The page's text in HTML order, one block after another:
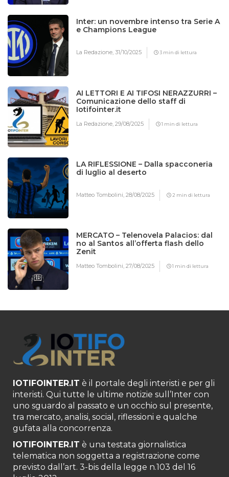
Inter: un novembre intenso tra Serie A
e Champions League
La Redazione,31/10/2025 3 min di lettura
AI LETTORI E AI TIFOSI NERAZZURRI –
Comunicazione dello staff di
Iotifointer.it
La Redazione,29/08/2025 1 min di lettura
LA RIFLESSIONE – Dalla spacconeria
di luglio al deserto
Matteo Tombolini,28/08/2025 2 min di lettura
MERCATO – Telenovela Palacios: dal
no al Santos all’offerta flash dello
Zenit
Matteo Tombolini,27/08/2025 1 min di lettura
IOTIFOINTER.IT è il portale degli interisti e per gli
interisti. Qui tutte le ultime notizie sull’Inter con
uno sguardo al passato e un occhio sul presente,
tra mercato, analisi, social, riflessioni e qualche
gufata alla concorrenza.
IOTIFOINTER.IT è una testata giornalistica
telematica non soggetta a registrazione come
previsto dall’art. 3-bis della legge n.103 del 16